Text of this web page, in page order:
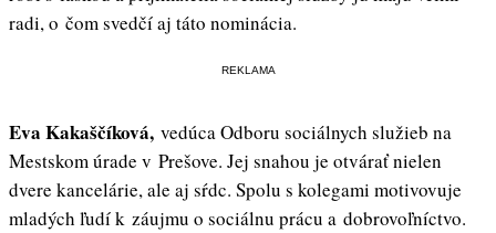
radi, o čom svedčí aj táto nominácia.
REKLAMA
Eva Kakaščíková, vedúca Odboru sociálnych služieb na
Mestskom úrade v Prešove. Jej snahou je otvárať nielen
dvere kancelárie, ale aj sŕdc. Spolu s kolegami motivovuje
mladých ľudí k záujmu o sociálnu prácu a dobrovoľníctvo.